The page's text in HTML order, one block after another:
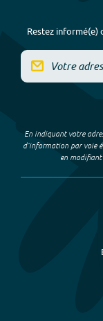
Restez informé(e)
En indiquant votre
d’information par voie
en modifiant